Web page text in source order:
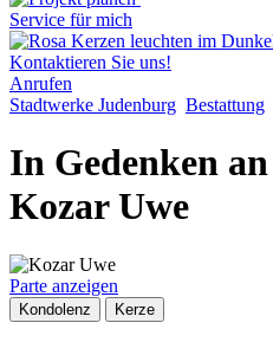
Service für mich
Kontaktieren Sie uns!
Anrufen
Stadtwerke Judenburg Bestattung
In Gedenken an
Kozar Uwe
Parte anzeigen
Kondolenz Kerze